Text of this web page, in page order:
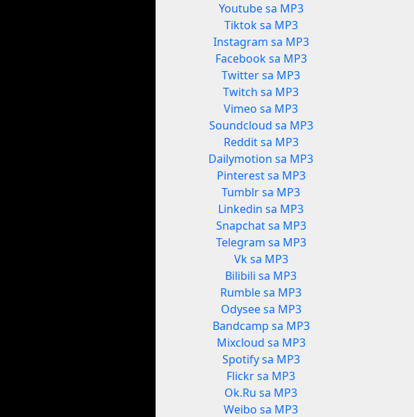
Youtube sa MP3
Tiktok sa MP3
Instagram sa MP3
Facebook sa MP3
Twitter sa MP3
Twitch sa MP3
Vimeo sa MP3
Soundcloud sa MP3
Reddit sa MP3
Dailymotion sa MP3
Pinterest sa MP3
Tumblr sa MP3
Linkedin sa MP3
Snapchat sa MP3
Telegram sa MP3
Vk sa MP3
Bilibili sa MP3
Rumble sa MP3
Odysee sa MP3
Bandcamp sa MP3
Mixcloud sa MP3
Spotify sa MP3
Flickr sa MP3
Ok.Ru sa MP3
Weibo sa MP3